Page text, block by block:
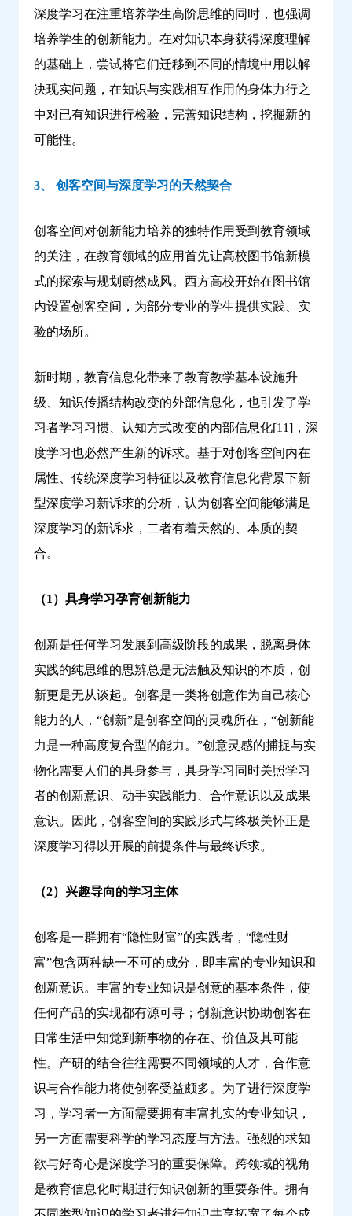
深度学习在注重培养学生高阶思维的同时，也强调
培养学生的创新能力。在对知识本身获得深度理解
的基础上，尝试将它们迁移到不同的情境中用以解
决现实问题，在知识与实践相互作用的身体力行之
中对已有知识进行检验，完善知识结构，挖掘新的
可能性。
3、 创客空间与深度学习的天然契合
创客空间对创新能力培养的独特作用受到教育领域
的关注，在教育领域的应用首先让高校图书馆新模
式的探索与规划蔚然成风。西方高校开始在图书馆
内设置创客空间，为部分专业的学生提供实践、实
验的场所。
新时期，教育信息化带来了教育教学基本设施升
级、知识传播结构改变的外部信息化，也引发了学
习者学习习惯、认知方式改变的内部信息化[11]，深
度学习也必然产生新的诉求。基于对创客空间内在
属性、传统深度学习特征以及教育信息化背景下新
型深度学习新诉求的分析，认为创客空间能够满足
深度学习的新诉求，二者有着天然的、本质的契
合。
（1）具身学习孕育创新能力
创新是任何学习发展到高级阶段的成果，脱离身体
实践的纯思维的思辨总是无法触及知识的本质，创
新更是无从谈起。创客是一类将创意作为自己核心
能力的人，“创新”是创客空间的灵魂所在，“创新能
力是一种高度复合型的能力。”创意灵感的捕捉与实
物化需要人们的具身参与，具身学习同时关照学习
者的创新意识、动手实践能力、合作意识以及成果
意识。因此，创客空间的实践形式与终极关怀正是
深度学习得以开展的前提条件与最终诉求。
（2）兴趣导向的学习主体
创客是一群拥有“隐性财富”的实践者，“隐性财
富”包含两种缺一不可的成分，即丰富的专业知识和
创新意识。丰富的专业知识是创意的基本条件，使
任何产品的实现都有源可寻；创新意识协助创客在
日常生活中知觉到新事物的存在、价值及其可能
性。产研的结合往往需要不同领域的人才，合作意
识与合作能力将使创客受益颇多。为了进行深度学
习，学习者一方面需要拥有丰富扎实的专业知识，
另一方面需要科学的学习态度与方法。强烈的求知
欲与好奇心是深度学习的重要保障。跨领域的视角
是教育信息化时期进行知识创新的重要条件。拥有